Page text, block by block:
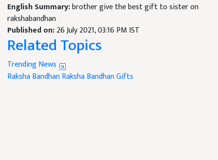
English Summary:brother give the best gift to sister on
rakshabandhan
Published on:26 July 2021, 03:16 PM IST
Related Topics
Trending News
Raksha BandhanRaksha Bandhan Gifts